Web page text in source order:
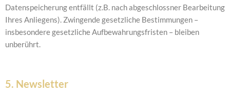
Datenspeicherung entfällt (z.B. nach abgeschlossner Bearbeitung
Ihres Anliegens). Zwingende gesetzliche Bestimmungen –
insbesondere gesetzliche Aufbewahrungsfristen – bleiben
unberührt.
5. Newsletter